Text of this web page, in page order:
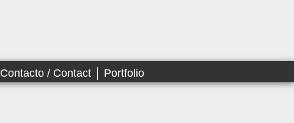
Contacto / Contact Portfolio